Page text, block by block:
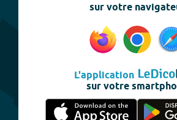
sur votre
L'application
sur votre